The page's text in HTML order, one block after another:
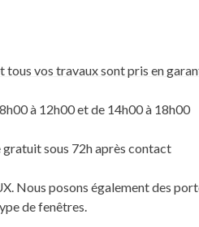
tous vos travaux sont pris en
à 12h00 et de 14h00 à 18h00
sous 72h après contact
Nous posons également des
de fenêtres.